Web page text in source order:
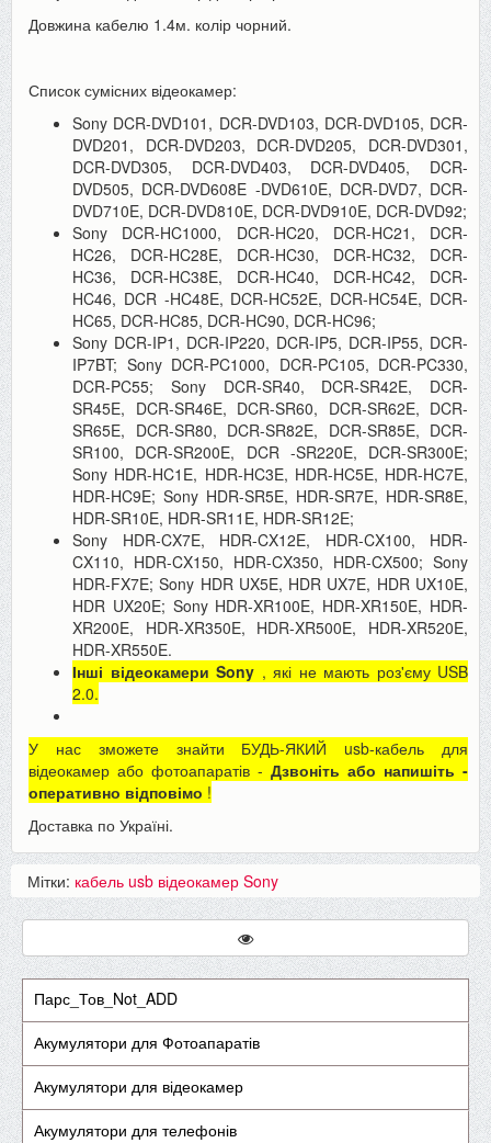
Довжина кабелю 1.4м. колір чорний.
Список сумісних відеокамер:
Sony DCR-DVD101, DCR-DVD103, DCR-DVD105, DCR-
DVD201, DCR-DVD203, DCR-DVD205, DCR-DVD301,
DCR-DVD305, DCR-DVD403, DCR-DVD405, DCR-
DVD505, DCR-DVD608E -DVD610E, DCR-DVD7, DCR-
DVD710E, DCR-DVD810E, DCR-DVD910E, DCR-DVD92;
Sony DCR-HC1000, DCR-HC20, DCR-HC21, DCR-
HC26, DCR-HC28E, DCR-HC30, DCR-HC32, DCR-
HC36, DCR-HC38E, DCR-HC40, DCR-HC42, DCR-
HC46, DCR -HC48E, DCR-HC52E, DCR-HC54E, DCR-
HC65, DCR-HC85, DCR-HC90, DCR-HC96;
Sony DCR-IP1, DCR-IP220, DCR-IP5, DCR-IP55, DCR-
IP7BT; Sony DCR-PC1000, DCR-PC105, DCR-PC330,
DCR-PC55; Sony DCR-SR40, DCR-SR42E, DCR-
SR45E, DCR-SR46E, DCR-SR60, DCR-SR62E, DCR-
SR65E, DCR-SR80, DCR-SR82E, DCR-SR85E, DCR-
SR100, DCR-SR200E, DCR -SR220E, DCR-SR300E;
Sony HDR-HC1E, HDR-HC3E, HDR-HC5E, HDR-HC7E,
HDR-HC9E; Sony HDR-SR5E, HDR-SR7E, HDR-SR8E,
HDR-SR10E, HDR-SR11E, HDR-SR12E;
Sony HDR-CX7E, HDR-CX12E, HDR-CX100, HDR-
CX110, HDR-CX150, HDR-CX350, HDR-CX500; Sony
HDR-FX7E; Sony HDR UX5E, HDR UX7E, HDR UX10E,
HDR UX20E; Sony HDR-XR100E, HDR-XR150E, HDR-
XR200E, HDR-XR350E, HDR-XR500E, HDR-XR520E,
HDR-XR550E.
Інші відеокамери Sony , які не мають роз'єму USB
2.0.
У нас зможете знайти БУДЬ-ЯКИЙ usb-кабель для
відеокамер або фотоапаратів - Дзвоніть або напишіть -
оперативно відповімо !
Доставка по Україні.
Мітки: кабель usb відеокамер Sony
Парс_Тов_Not_ADD
Акумулятори для Фотоапаратів
Акумулятори для відеокамер
Акумулятори для телефонів